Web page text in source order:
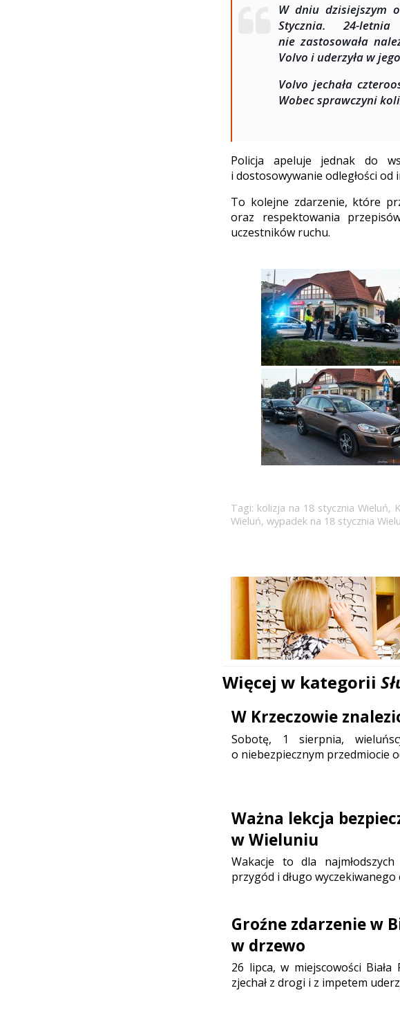
W dniu dzisiejszym
Stycznia. 24-
nie zastosowała
Volvo i uderzyła w
Volvo jechała
Wobec sprawczyni
Policja apeluje jednak do
i dostosowywanie odległości od
To kolejne zdarzenie, które
oraz respektowania
uczestników ruchu.
Tagi: kolizja na 18 stycznia Wieluń,
Wieluń, wypadek na 18 stycznia
Więcej w kategorii
W Krzeczowie
Sobotę, 1 sierpnia,
o niebezpiecznym przedmiocie
Ważna lekcja
w Wieluniu
Wakacje to dla
przygód i długo wyczekiwanego
Groźne zdarzenie w
w drzewo
26 lipca, w miejscowości
zjechał z drogi i z impetem